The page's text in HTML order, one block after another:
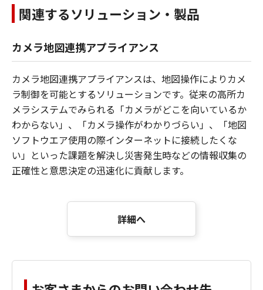
関連するソリューション・製品
カメラ地図連携アプライアンス
カメラ地図連携アプライアンスは、地図操作によりカメ
ラ制御を可能とするソリューションです。従来の高所カ
メラシステムでみられる「カメラがどこを向いているか
わからない」、「カメラ操作がわかりづらい」、「地図
ソフトウエア使用の際インターネットに接続したくな
い」といった課題を解決し災害発生時などの情報収集の
正確性と意思決定の迅速化に貢献します。
詳細へ